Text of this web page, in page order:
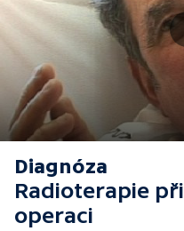
Diagnóza
Radioterapie při
operaci